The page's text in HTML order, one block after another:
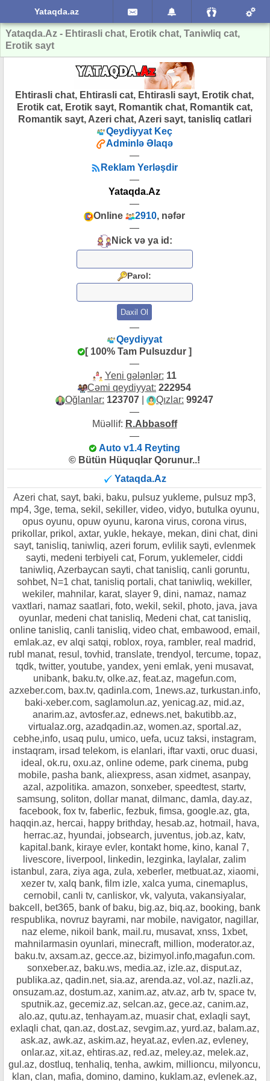
Yataqda.az
Yataqda.Az - Ehtirasli chat, Erotik chat, Taniwliq cat,
Erotik sayt
Ehtirasli chat, Ehtirasli cat, Ehtirasli sayt, Erotik chat,
Erotik cat, Erotik sayt, Romantik chat, Romantik cat,
Romantik sayt, Azeri chat, Azeri sayt, tanisliq catlari
Qeydiyyat Keç
Adminlə Əlaqə
—
Reklam Yerləşdir
—
Yataqda.Az
—
Online
2910, nəfər
—
Nick və ya id:
Parol:
—
Qeydiyyat
[ 100% Tam Pulsuzdur ]
—
Yeni gələnlər: 11
Cəmi qeydiyyat: 222954
Oğlanlar: 123707 Qızlar: 99247
—
Müəllif: R.Abbasoff
—
Auto v1.4 Reyting
© Bütün Hüquqlar Qorunur..!
Yataqda.Az
Azeri chat, sayt, baki, baku, pulsuz yukleme, pulsuz mp3,
mp4, 3ge, tema, sekil, sekiller, video, vidyo, butulka oyunu,
opus oyunu, opuw oyunu, karona virus, corona virus,
prikollar, prikol, axtar, yukle, hekaye, mekan, dini chat, dini
sayt, tanisliq, taniwliq, azeri forum, evlilik sayti, evlenmek
sayti, medeni terbiyeli cat, Forum, yuklemeler, ciddi
taniwliq, Azerbaycan sayti, chat tanisliq, canli goruntu,
sohbet, N=1 chat, tanisliq portali, chat taniwliq, wekiller,
wekiler, mahnilar, karat, slayer 9, dini, namaz, namaz
vaxtlari, namaz saatlari, foto, wekil, sekil, photo, java, java
oyunlar, medeni chat tanisliq, Medeni chat, cat tanisliq,
online tanisliq, canli tanisliq, video chat, embawood, email,
emlak.az, ev alqi satqi, roblox, roya, rambler, real madrid,
rubl manat, resul, tovhid, translate, trendyol, tercume, topaz,
tqdk, twitter, youtube, yandex, yeni emlak, yeni musavat,
unibank, baku.tv, olke.az, feat.az, magefun.com,
azxeber.com, bax.tv, qadinla.com, 1news.az, turkustan.info,
baki-xeber.com, saglamolun.az, yenicag.az, mid.az,
anarim.az, avtosfer.az, ednews.net, bakutibb.az,
virtualaz.org, azadqadin.az, women.az, sportal.az,
cebhe,info, usaq pulu, umico, uefa, ucuz taksi, instagram,
instaqram, irsad telekom, is elanlari, iftar vaxti, oruc duasi,
ideal, ok.ru, oxu.az, online odeme, park cinema, pubg
mobile, pasha bank, aliexpress, asan xidmet, asanpay,
azal, azpolitika. amazon, sonxeber, speedtest, startv,
samsung, soliton, dollar manat, dilmanc, damla, day.az,
facebook, fox tv, faberlic, fezbuk, fimsa, google.az, gta,
haqqin.az, hercai, happy brithday, hesab.az, hotmail, hava,
herrac.az, hyundai, jobsearch, juventus, job.az, katv,
kapital.bank, kiraye evler, kontakt home, kino, kanal 7,
livescore, liverpool, linkedin, lezginka, laylalar, zalim
istanbul, zara, ziya aga, zula, xeberler, metbuat.az, xiaomi,
xezer tv, xalq bank, film izle, xalca yuma, cinemaplus,
cernobil, canli tv, canliskor, vk, valyuta, vakansiyalar,
bakcell, bet365, bank of baku, big.az, biq.az, booking, bank
respublika, novruz bayrami, nar mobile, navigator, nagillar,
naz eleme, nikoil bank, mail.ru, musavat, xnss, 1xbet,
mahnilarmasin oyunlari, minecraft, million, moderator.az,
baku.tv, axsam.az, gecce.az, bizimyol.info,magafun.com.
sonxeber.az, baku.ws, media.az, izle.az, disput.az,
publika.az, qadin.net, sia.az, arenda.az, vol.az, nazli.az,
onsuzam.az, dostum.az, xanim.az, atv.az, arb tv, space tv,
sputnik.az, gecemiz.az, selcan.az, gece.az, canim.az,
alo.az, qutu.az, tenhayam.az, muasir chat, exlaqli sayt,
exlaqli chat, qan.az, dost.az, sevgim.az, yurd.az, balam.az,
ask.az, awk.az, askim.az, heyat.az, evlen.az, evleney,
onlar.az, xit.az, ehtiras.az, red.az, meley.az, melek.az,
gul.az, dostluq, tenhaliq, tenha, awkim, millioncu, milyoncu,
klan, clan, mafia, domino, damino, kuklam.az, evlenek.az,